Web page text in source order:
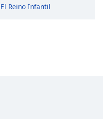
El Reino Infantil